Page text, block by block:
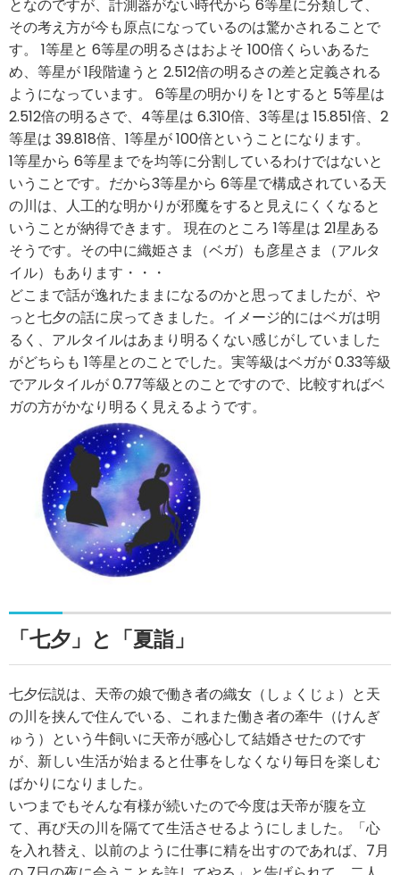
となのですが、計測器がない時代から 6等星に分類して、
その考え方が今も原点になっているのは驚かされることで
す。 1等星と 6等星の明るさはおよそ 100倍くらいあるた
め、等星が 1段階違うと 2.512倍の明るさの差と定義される
ようになっています。 6等星の明かりを 1とすると 5等星は
2.512倍の明るさで、4等星は 6.310倍、3等星は 15.851倍、2
等星は 39.818倍、1等星が 100倍ということになります。
1等星から 6等星までを均等に分割しているわけではないと
いうことです。だから3等星から 6等星で構成されている天
の川は、人工的な明かりが邪魔をすると見えにくくなると
いうことが納得できます。 現在のところ 1等星は 21星ある
そうです。その中に織姫さま（ベガ）も彦星さま（アルタ
イル）もあります・・・
どこまで話が逸れたままになるのかと思ってましたが、や
っと七夕の話に戻ってきました。イメージ的にはベガは明
るく、アルタイルはあまり明るくない感じがしていました
がどちらも 1等星とのことでした。実等級はベガが 0.33等級
でアルタイルが 0.77等級とのことですので、比較すればベ
ガの方がかなり明るく見えるようです。
「七夕」と「夏詣」
七夕伝説は、天帝の娘で働き者の織女（しょくじょ）と天
の川を挟んで住んでいる、これまた働き者の牽牛（けんぎ
ゅう）という牛飼いに天帝が感心して結婚させたのです
が、新しい生活が始まると仕事をしなくなり毎日を楽しむ
ばかりになりました。
いつまでもそんな有様が続いたので今度は天帝が腹を立
て、再び天の川を隔てて生活させるようにしました。「心
を入れ替え、以前のように仕事に精を出すのであれば、7月